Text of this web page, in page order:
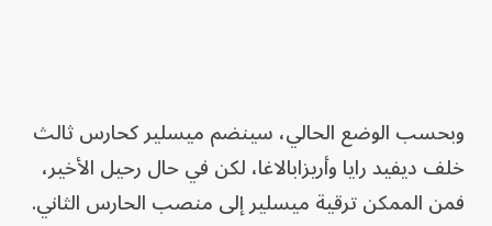
وبحسب الوضع الحالي، سينضم ميسلير كحارس ثالث
خلف ديفيد رايا وأريزابالاغا، لكن في حال رحيل الأخير،
فمن الممكن ترقية ميسلير إلى منصب الحارس الثاني.